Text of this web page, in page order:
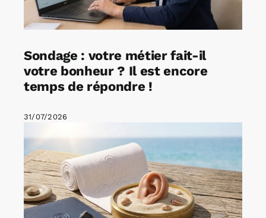
Sondage : votre métier fait-il
votre bonheur ? Il est encore
temps de répondre !
31/07/2026